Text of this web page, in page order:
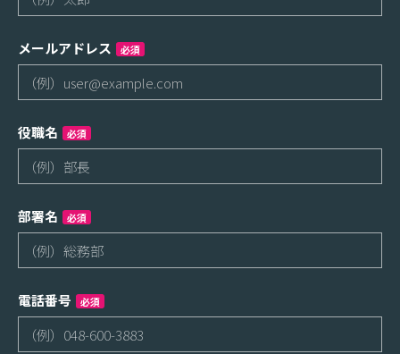
メールアドレス 必須
役職名 必須
部署名 必須
電話番号 必須